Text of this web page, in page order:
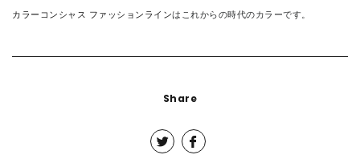
カラーコンシャス ファッションラインはこれからの時代のカラーです。
Share